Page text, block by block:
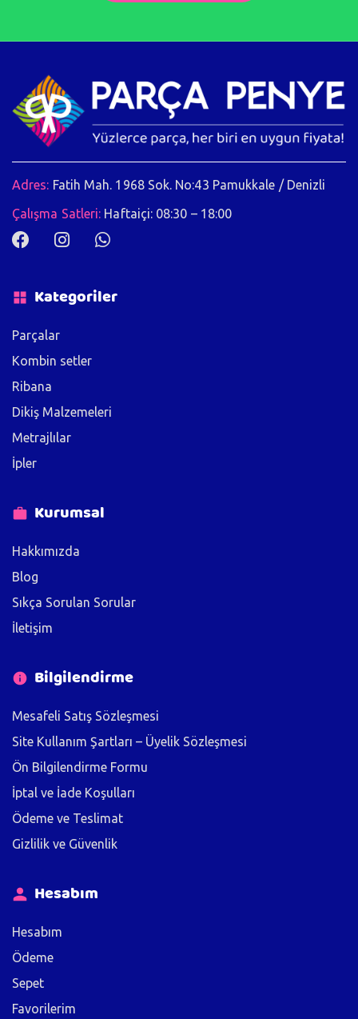
Adres: Fatih Mah. 1968 Sok. No:43 Pamukkale / Denizli
Çalışma Satleri: Haftaiçi: 08:30 – 18:00
Kategoriler
Parçalar
Kombin setler
Ribana
Dikiş Malzemeleri
Metrajlılar
İpler
Kurumsal
Hakkımızda
Blog
Sıkça Sorulan Sorular
İletişim
Bilgilendirme
Mesafeli Satış Sözleşmesi
Site Kullanım Şartları – Üyelik Sözleşmesi
Ön Bilgilendirme Formu
İptal ve İade Koşulları
Ödeme ve Teslimat
Gizlilik ve Güvenlik
Hesabım
Hesabım
Ödeme
Sepet
Favorilerim